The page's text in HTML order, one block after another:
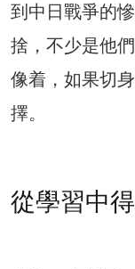
到中日戰爭的
捨，不少是他
像着，如果切
擇。
從學習中